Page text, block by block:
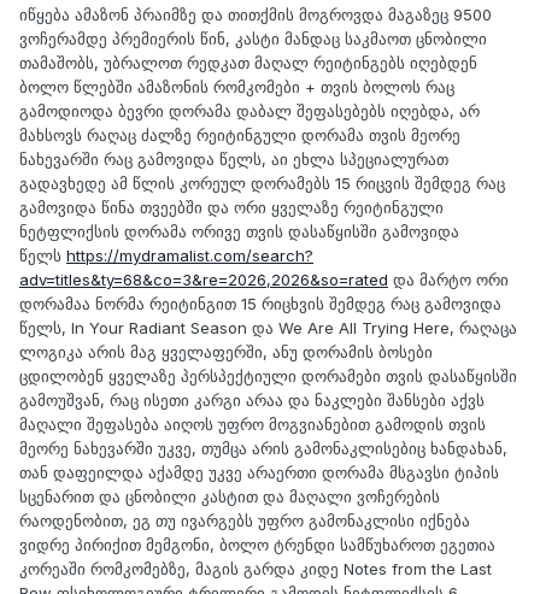
იწყება ამაზონ პრაიმზე და თითქმის მოგროვდა მაგაზეც 9500
ვოჩერამდე პრემიერის წინ, კასტი მანდაც საკმაოთ ცნობილი
თამაშობს, უბრალოთ რედკათ მაღალ რეიტინგებს იღებდენ
ბოლო წლებში ამაზონის რომკომები + თვის ბოლოს რაც
გამოდიოდა ბევრი დორამა დაბალ შეფასებებს იღებდა, არ
მახსოვს რაღაც ძალზე რეიტინგული დორამა თვის მეორე
ნახევარში რაც გამოვიდა წელს, აი ეხლა სპეციალურათ
გადავხედე ამ წლის კორეულ დორამებს 15 რიცვის შემდეგ რაც
გამოვიდა წინა თვეებში და ორი ყველაზე რეიტინგული
ნეტფლიქსის დორამა ორივე თვის დასაწყისში გამოვიდა
წელს https://mydramalist.com/search?
adv=titles&ty=68&co=3&re=2026,2026&so=rated და მარტო ორი
დორამაა ნორმა რეიტინგით 15 რიცხვის შემდეგ რაც გამოვიდა
წელს, In Your Radiant Season და We Are All Trying Here, რაღაცა
ლოგიკა არის მაგ ყველაფერში, ანუ დორამის ბოსები
ცდილობენ ყველაზე პერსპექტიული დორამები თვის დასაწყისში
გამოუშვან, რაც ისეთი კარგი არაა და ნაკლები შანსები აქვს
მაღალი შეფასება აიღოს უფრო მოგვიანებით გამოდის თვის
მეორე ნახევარში უკვე, თუმცა არის გამონაკლისებიც ხანდახან,
თან დაფეილდა აქამდე უკვე არაერთი დორამა მსგავსი ტიპის
სცენარით და ცნობილი კასტით და მაღალი ვოჩერების
რაოდენობით, ეგ თუ ივარგებს უფრო გამონაკლისი იქნება
ვიდრე პირიქით მემგონი, ბოლო ტრენდი სამწუხაროთ ეგეთია
კორეაში რომკომებზე, მაგის გარდა კიდე Notes from the Last